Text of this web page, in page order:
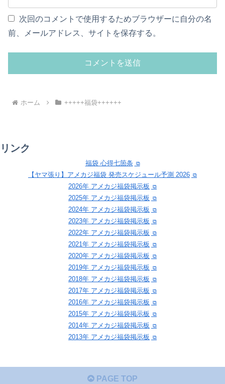
次回のコメントで使用するためブラウザーに自分の名
前、メールアドレス、サイトを保存する。
ホーム +++++福袋++++++
リンク
福袋 心得七箇条
【ヤマ張り】アメカジ福袋 発売スケジュール予測 2026
2026年 アメカジ福袋掲示板
2025年 アメカジ福袋掲示板
2024年 アメカジ福袋掲示板
2023年 アメカジ福袋掲示板
2022年 アメカジ福袋掲示板
2021年 アメカジ福袋掲示板
2020年 アメカジ福袋掲示板
2019年 アメカジ福袋掲示板
2018年 アメカジ福袋掲示板
2017年 アメカジ福袋掲示板
2016年 アメカジ福袋掲示板
2015年 アメカジ福袋掲示板
2014年 アメカジ福袋掲示板
2013年 アメカジ福袋掲示板
PAGE TOP